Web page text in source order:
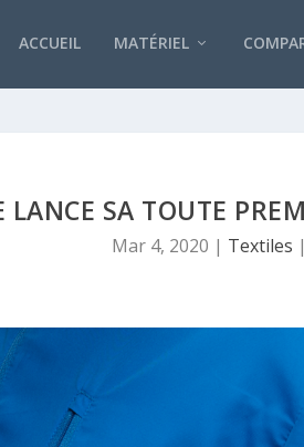
ACCUEIL MATÉRIEL
SA TOUTE
Mar 4, 2020 | Textiles |